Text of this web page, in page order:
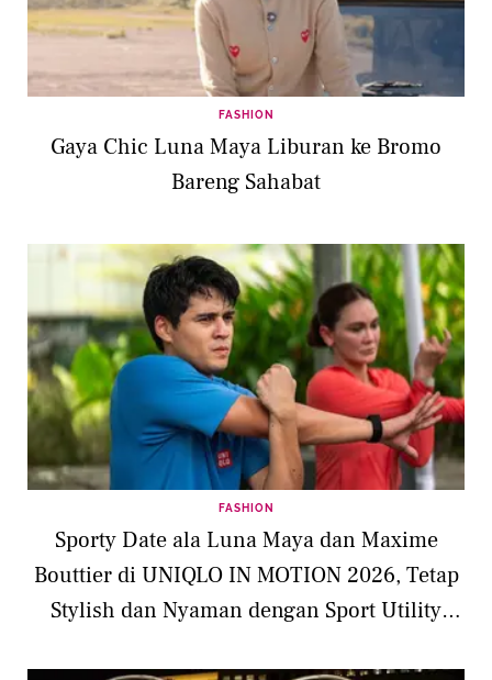
FASHION
Gaya Chic Luna Maya Liburan ke Bromo
Bareng Sahabat
FASHION
Sporty Date ala Luna Maya dan Maxime
Bouttier di UNIQLO IN MOTION 2026, Tetap
Stylish dan Nyaman dengan Sport Utility